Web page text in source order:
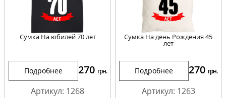
Сумка На юбилей 70 лет
Подробнее 270 грн.
Артикул: 1268
Сумка На день Рождения 45
лет
Подробнее 270 грн.
Артикул: 1263